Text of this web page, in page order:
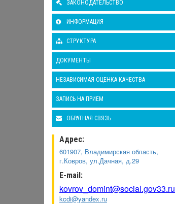
ЗАКОНОДАТЕЛЬСТВО
ИНФОРМАЦИЯ
СТРУКТУРА
ДОКУМЕНТЫ
НЕЗАВИСИМАЯ ОЦЕНКА КАЧЕСТВА
ЗАПИСЬ НА ПРИЕМ
ОБРАТНАЯ СВЯЗЬ
Адрес:
601907, Владимирская область,
г.Ковров, ул.Дачная, д.29
E-mail:
kovrov_domint@social.gov33.ru
kcdi@yandex.ru